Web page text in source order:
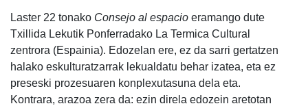
Laster 22 tonako Consejo al espacio eramango dute
Txillida Lekutik Ponferradako La Termica Cultural
zentrora (Espainia). Edozelan ere, ez da sarri gertatzen
halako eskulturatzarrak lekualdatu behar izatea, eta ez
preseski prozesuaren konplexutasuna dela eta.
Kontrara, arazoa zera da: ezin direla edozein aretotan